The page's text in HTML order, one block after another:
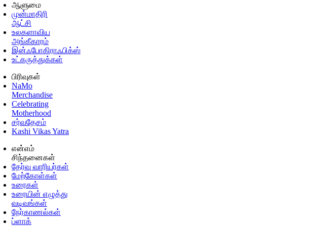
ஆளுமை
முன்மாதிரி
ஆட்சி
உலகளாவிய
அங்கீகாரம்
இன்ஃபோகிராஃபிக்ஸ்
உட்கருத்துக்கள்
பிரிவுகள்
NaMo
Merchandise
Celebrating
Motherhood
சர்வதேசம்
Kashi Vikas Yatra
என்எம்
சிந்தனைகள்
தேர்வு வாரியர்கள்
மேற்கோள்கள்
உரைகள்
உரையின் எழுத்து
வடிவங்கள்
நேர்காணல்கள்
ப்ளாக்